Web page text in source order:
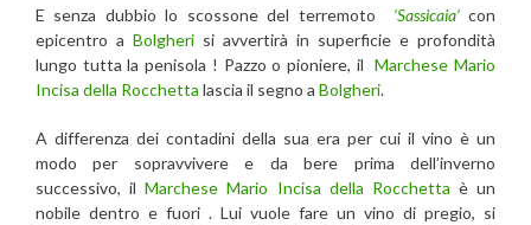
E senza dubbio lo scossone del terremoto ‘Sassicaia’ con
epicentro a Bolgheri si avvertirà in superficie e profondità
lungo tutta la penisola ! Pazzo o pioniere, ilMarchese Mario
Incisa della Rocchetta lascia il segno a Bolgheri.
A differenza dei contadini della sua era per cui il vino è un
modo per sopravvivere e da bere prima dell’inverno
successivo, ilMarchese Mario Incisa della Rocchetta è un
nobile dentro e fuori . Lui vuole fare un vino di pregio, si